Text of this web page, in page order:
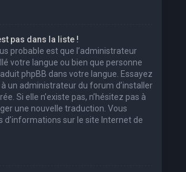
pas dans la liste !
probable est que l’administrateur
votre langue ou bien que personne
phpBB dans votre langue. Essayez
un administrateur du forum d’installer
Si elle n’existe pas, n’hésitez pas à
une nouvelle traduction. Vous
d’informations sur le site Internet de